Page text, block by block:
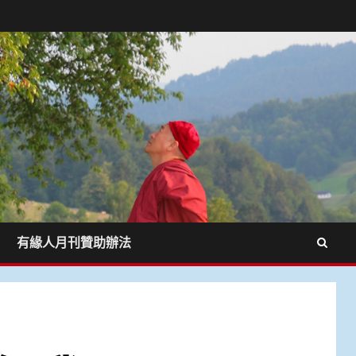
有緣人月刊贊助辦法